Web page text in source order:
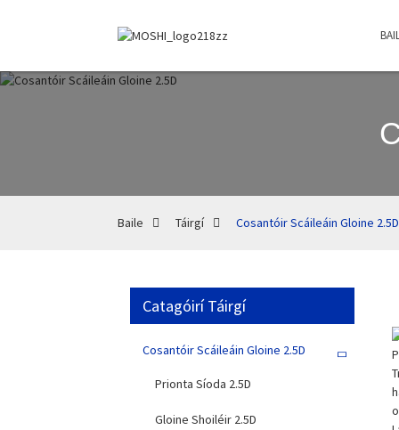
Baile Táirgí Cosantóir Scáileáin Gloine 2.5D
Catagóirí Táirgí
Cosantóir Scáileáin Gloine 2.5D
Prionta Síoda ​​2.5D
Gloine Shoiléir 2.5D